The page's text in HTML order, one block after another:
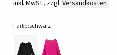
inkl. MwSt., zzgl. Versandkosten
Farbe:schwarz